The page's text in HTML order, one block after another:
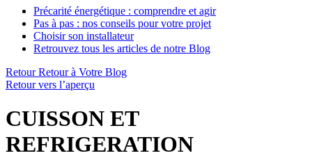
Précarité énergétique : comprendre et agir
Pas à pas : nos conseils pour votre projet
Choisir son installateur
Retrouvez tous les articles de notre Blog
Retour Retour à Votre Blog
Retour vers l’aperçu
CUISSON ET
REFRIGERATION